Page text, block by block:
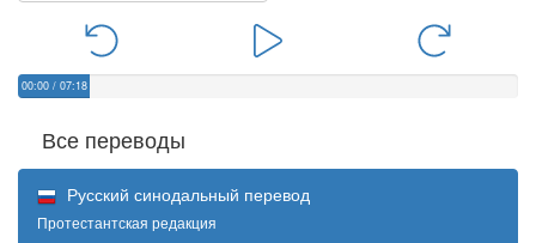
00:00 / 07:18
Все переводы
Русский синодальный перевод
Протестантская редакция